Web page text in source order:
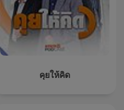
คุยให้คิด